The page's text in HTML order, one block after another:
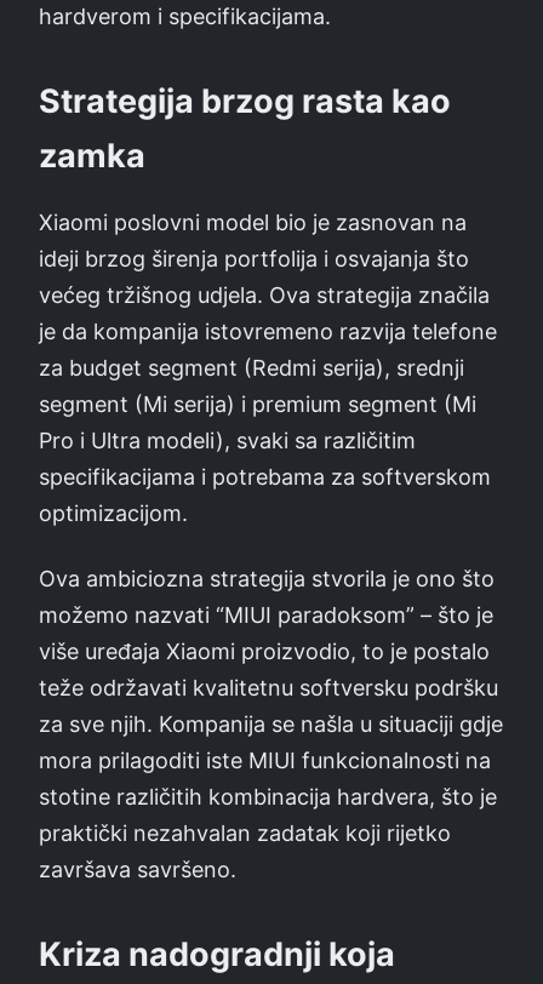
hardverom i specifikacijama.
Strategija brzog rasta kao
zamka
Xiaomi poslovni model bio je zasnovan na
ideji brzog širenja portfolija i osvajanja što
većeg tržišnog udjela. Ova strategija značila
je da kompanija istovremeno razvija telefone
za budget segment (Redmi serija), srednji
segment (Mi serija) i premium segment (Mi
Pro i Ultra modeli), svaki sa različitim
specifikacijama i potrebama za softverskom
optimizacijom.
Ova ambiciozna strategija stvorila je ono što
možemo nazvati “MIUI paradoksom” – što je
više uređaja Xiaomi proizvodio, to je postalo
teže održavati kvalitetnu softversku podršku
za sve njih. Kompanija se našla u situaciji gdje
mora prilagoditi iste MIUI funkcionalnosti na
stotine različitih kombinacija hardvera, što je
praktički nezahvalan zadatak koji rijetko
završava savršeno.
Kriza nadogradnji koja